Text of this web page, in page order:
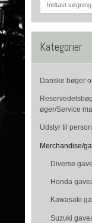
Kategorier
Danske bøger
øger/Service
Udstyr til person
Merchandise/
Diverse
Honda
Kawasaki
Suzuki